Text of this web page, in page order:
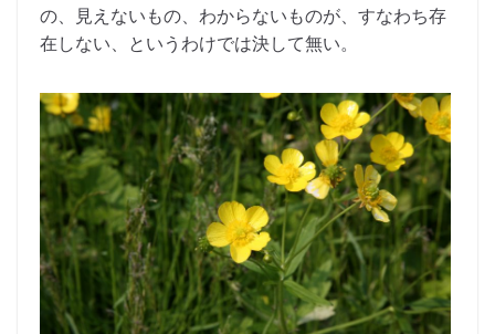
の、見えないもの、わからないものが、すなわち存
在しない、というわけでは決して無い。